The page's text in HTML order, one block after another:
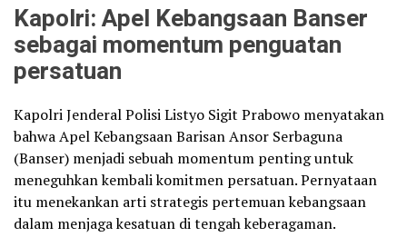
Kapolri: Apel Kebangsaan Banser
sebagai momentum penguatan
persatuan
Kapolri Jenderal Polisi Listyo Sigit Prabowo menyatakan
bahwa Apel Kebangsaan Barisan Ansor Serbaguna
(Banser) menjadi sebuah momentum penting untuk
meneguhkan kembali komitmen persatuan. Pernyataan
itu menekankan arti strategis pertemuan kebangsaan
dalam menjaga kesatuan di tengah keberagaman.